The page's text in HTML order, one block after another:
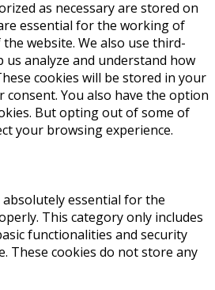
as necessary are stored on
essential for the working of
website. We also use third-
analyze and understand how
cookies will be stored in your
You also have the option
But opting out of some of
your browsing experience.
absolutely essential for the
This category only includes
functionalities and security
These cookies do not store any